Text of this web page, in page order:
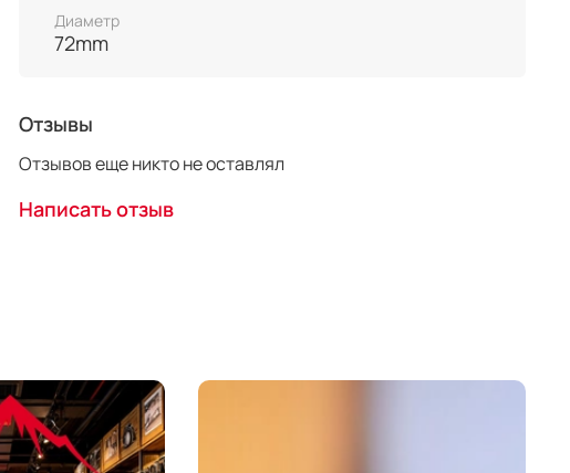
Диаметр
72mm
Отзывы
Отзывов еще никто не оставлял
Написать отзыв